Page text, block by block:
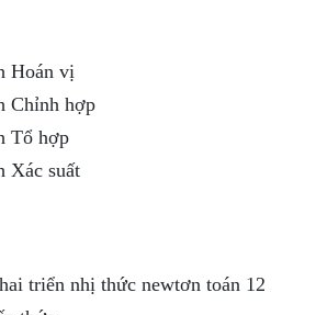
Hoán vị
Chỉnh hợp
Tổ hợp
Xác suất
triển nhị thức newtơn toán 12